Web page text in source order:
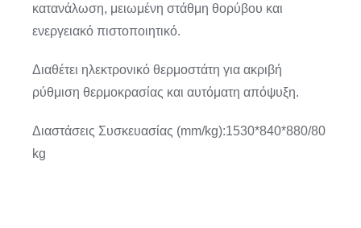
κατανάλωση, μειωμένη στάθμη θορύβου και
ενεργειακό πιστοποιητικό.
Διαθέτει ηλεκτρονικό θερμοστάτη για ακριβή
ρύθμιση θερμοκρασίας και αυτόματη απόψυξη.
Διαστάσεις Συσκευασίας (mm/kg):1530*840*880/80
kg